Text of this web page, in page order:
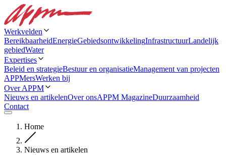
Werkvelden
BereikbaarheidEnergieGebiedsontwikkelingInfrastructuurLandelijk
gebiedWater
Expertises
Beleid en strategieBestuur en organisatieManagement van projecten
APPMersWerken bij
Over APPM
Nieuws en artikelenOver onsAPPM MagazineDuurzaamheid
Contact
Home
Nieuws en artikelen